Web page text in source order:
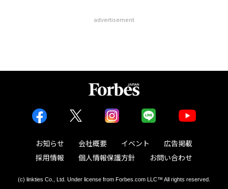
advertisement
お知らせ 会社概要 イベント
広告掲載
採用情報
個人情報保護方針 お問い合わせ
(c) linkties Co., Ltd. Under license from Forbes.com LLC™ All rights reserved.